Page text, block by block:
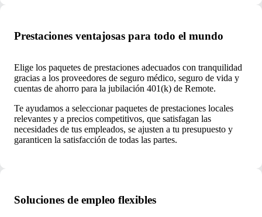
Prestaciones ventajosas para todo el mundo
Elige los paquetes de prestaciones adecuados con tranquilidad
gracias a los proveedores de seguro médico, seguro de vida y
cuentas de ahorro para la jubilación 401(k) de Remote.
Te ayudamos a seleccionar paquetes de prestaciones locales
relevantes y a precios competitivos, que satisfagan las
necesidades de tus empleados, se ajusten a tu presupuesto y
garanticen la satisfacción de todas las partes.
Soluciones de empleo flexibles